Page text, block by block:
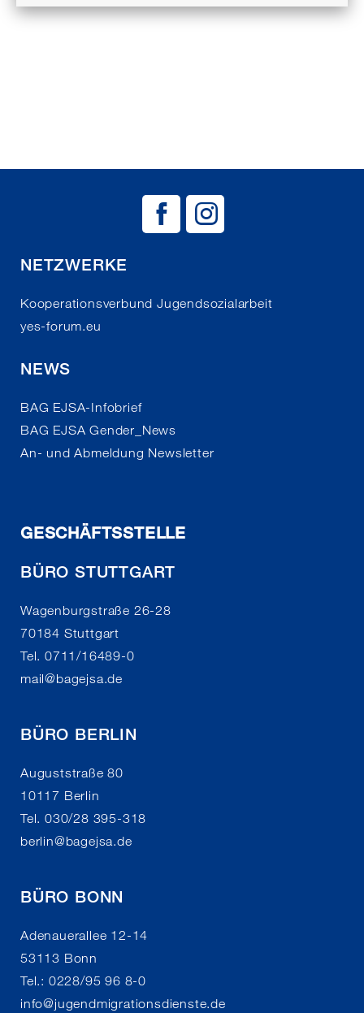
NETZWERKE
Kooperationsverbund Jugendsozialarbeit
yes-forum.eu
NEWS
BAG EJSA-Infobrief
BAG EJSA Gender_News
An- und Abmeldung Newsletter
BAG EJSA
GESCHÄFTSSTELLE
BÜRO STUTTGART
Wagenburgstraße 26-28
70184 Stuttgart
Tel. 0711/16489-0
mail@bagejsa.de
BÜRO BERLIN
Auguststraße 80
10117 Berlin
Tel. 030/28 395-318
berlin@bagejsa.de
BÜRO BONN
Adenauerallee 12-14
53113 Bonn
Tel.: 0228/95 96 8-0
info@jugendmigrationsdienste.de